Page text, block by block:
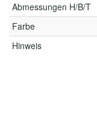
Abmessungen H/B/T
Farbe
Hinweis